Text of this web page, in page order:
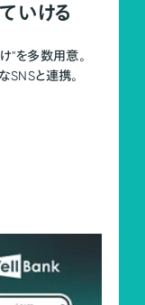
いける
"を多数用意。
SNSと連携。